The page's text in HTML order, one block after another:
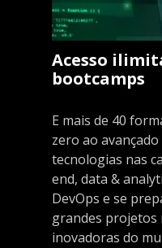
Acesso
bootcamps
E mais de 40
zero ao
tecnologias nas
end, data &
DevOps e se
grandes projetos
inovadoras do